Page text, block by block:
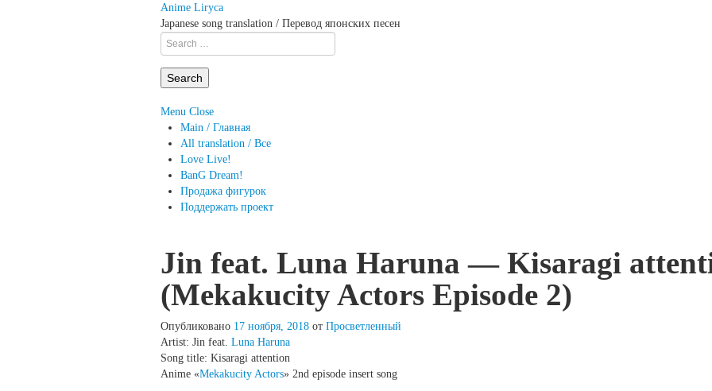
Anime Liryca
Japanese song translation / Перевод японских песен
Search
on:
Menu Close
Main / Главная
All translation / Все
Love Live!
BanG Dream!
Продажа фигурок
Поддержать проект
Jin feat. Luna Haruna — Kisaragi
(Mekakucity Actors Episode 2)
Опубликовано 17 ноября, 2018 от Просветленный
Artist: Jin feat. Luna Haruna
Song title: Kisaragi attention
Anime «Mekakucity Actors» 2nd episode insert song